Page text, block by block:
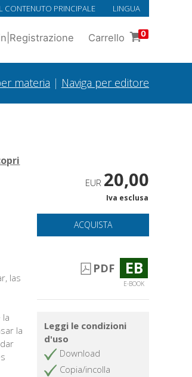
CONTENUTO PRINCIPALE LINGUA
Registrazione Carrello 0
materia | Naviga per editore
las
la
EUR 20,00
Iva esclusa
ACQUISTA
PDF EB
E-BOOK
Leggi le condizioni
d'uso
Download
Copia/incolla